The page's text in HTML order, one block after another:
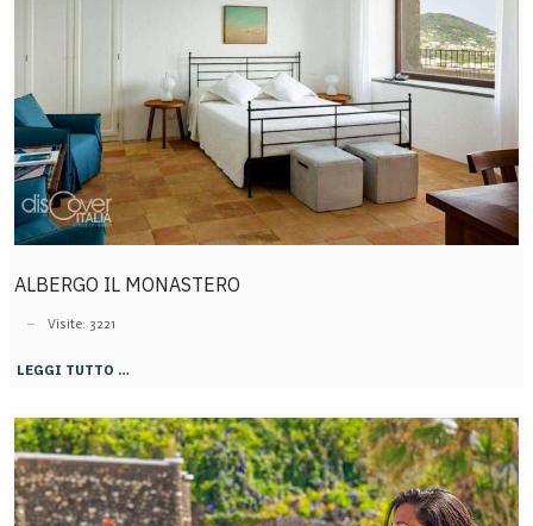
ALBERGO IL MONASTERO
Visite: 3221
LEGGI TUTTO …